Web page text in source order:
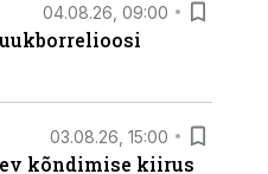
04.08.26, 09:00
03.08.26, 15:00
kõndimise kiirus